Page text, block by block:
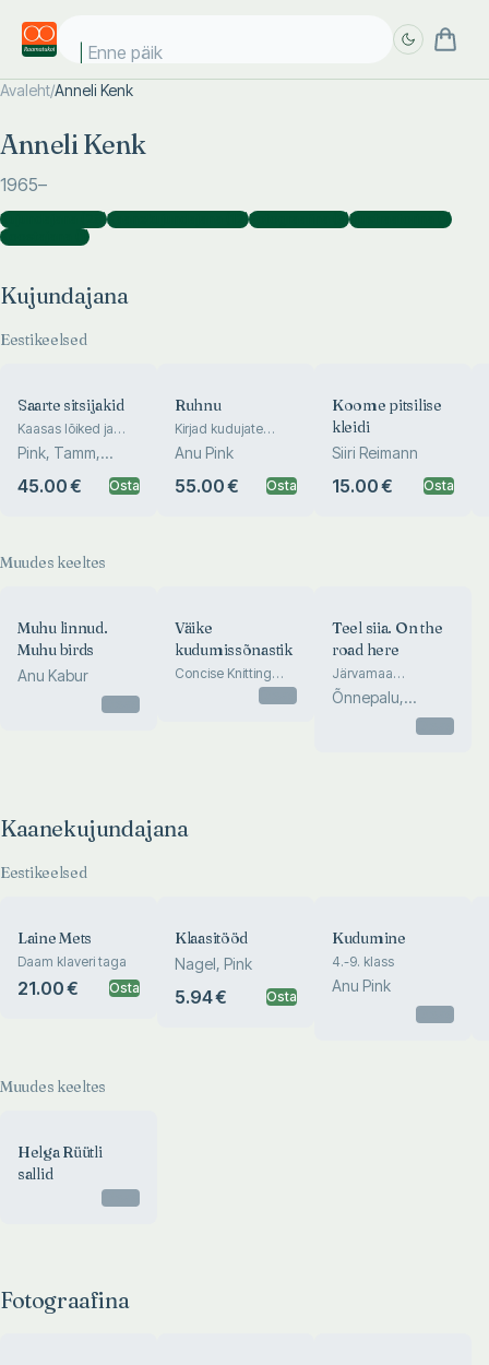
Enne päikes
Avaleht/Anneli Kenk
Anneli Kenk
1965–
Kujundajana )Kaanekujundajana )Fotograafina )Illustraatorina
)
Koostajana
)
Kujundajana
Eestikeelsed
Saarte sitsijakid
Kaasas lõiked ja
juhised sitsijakkide
õmblemiseks
Pink, Tamm,
45.00 € Osta
Ruhnu
Kirjad kudujate
saarelt
Anu Pink
55.00 € Osta
Koome pitsilise
kleidi
Siiri Reimann
15.00 € Osta
Muudes keeltes
Muhu linnud.
Muhu birds
Anu Kabur
Väike
kudumissõnastik
Concise Knitting
Teel siia. On the
road here
Järvamaa
pildiraamat.
Järvamaa in
Õnnepalu,
Kaanekujundajana
Eestikeelsed
Laine Mets
Daam klaveri taga
21.00 € Osta
Klaasitööd
Nagel, Pink
5.94 € Osta
Kudumine
4.-9. klass
Anu Pink
Muudes keeltes
Helga Rüütli
sallid
Fotograafina